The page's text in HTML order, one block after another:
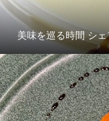
美味を巡る時間 シ